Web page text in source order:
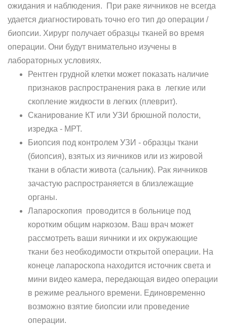
ожидания и наблюдения. При раке яичников не всегда
удается диагностировать точно его тип до операции /
биопсии. Хирург получает образцы тканей во время
операции. Они будут внимательно изучены в
лабораторных условиях.
Рентген грудной клетки может показать наличие
признаков распространения рака в легкие или
скопление жидкости в легких (плеврит).
Сканирование КТ или УЗИ брюшной полости,
изредка - МРТ.
Биопсия под контролем УЗИ - образцы ткани
(биопсия), взятых из яичников или из жировой
ткани в области живота (сальник). Рак яичников
зачастую распространяется в близлежащие
органы.
Лапароскопия проводится в больнице под
коротким общим наркозом. Ваш врач может
рассмотреть ваши яичники и их окружающие
ткани без необходимости открытой операции. На
конеце лапароскопа находится источник света и
мини видео камера, передающая видео операции
в режиме реального времени. Единовременно
возможно взятие биопсии или проведение
операции.